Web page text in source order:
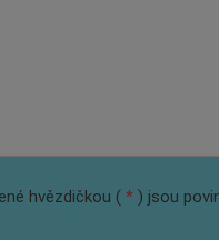
hvězdičkou ( * ) jsou